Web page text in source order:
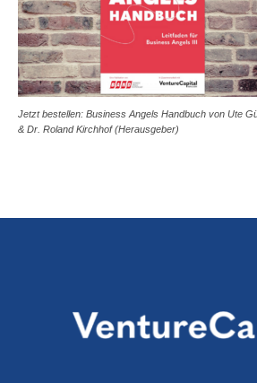
Jetzt bestellen: Business Angels Handbuch von Ute
& Dr. Roland Kirchhof (Herausgeber)